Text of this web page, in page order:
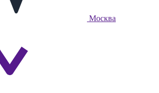
Москва